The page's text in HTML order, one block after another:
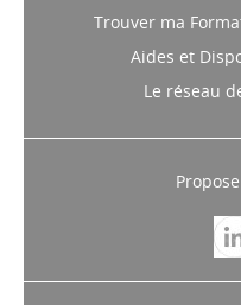
Trouver ma
Aides et
Le réseau